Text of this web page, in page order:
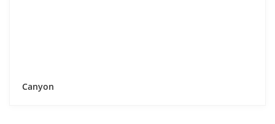
Canyon